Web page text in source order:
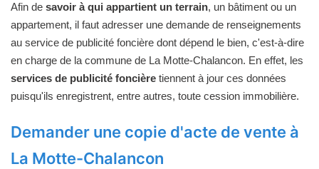
Afin de savoir à qui appartient un terrain, un bâtiment ou un
appartement, il faut adresser une demande de renseignements
au service de publicité foncière dont dépend le bien, c'est-à-dire
en charge de la commune de La Motte-Chalancon. En effet, les
services de publicité foncière tiennent à jour ces données
puisqu'ils enregistrent, entre autres, toute cession immobilière.
Demander une copie d'acte de vente à
La Motte-Chalancon